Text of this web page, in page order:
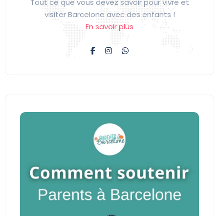
Tout ce que vous devez savoir pour vivre et
visiter Barcelone avec des enfants !
En savoir plus